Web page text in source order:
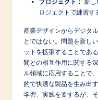
ロジェクトで練習す
産業デザインからデジタ
とではない。問題を新し
ットを拡張することであ
間との相互作用に関する
ル領域に応用することで
的で快適な製品を生み出
学習、実践を要するが、